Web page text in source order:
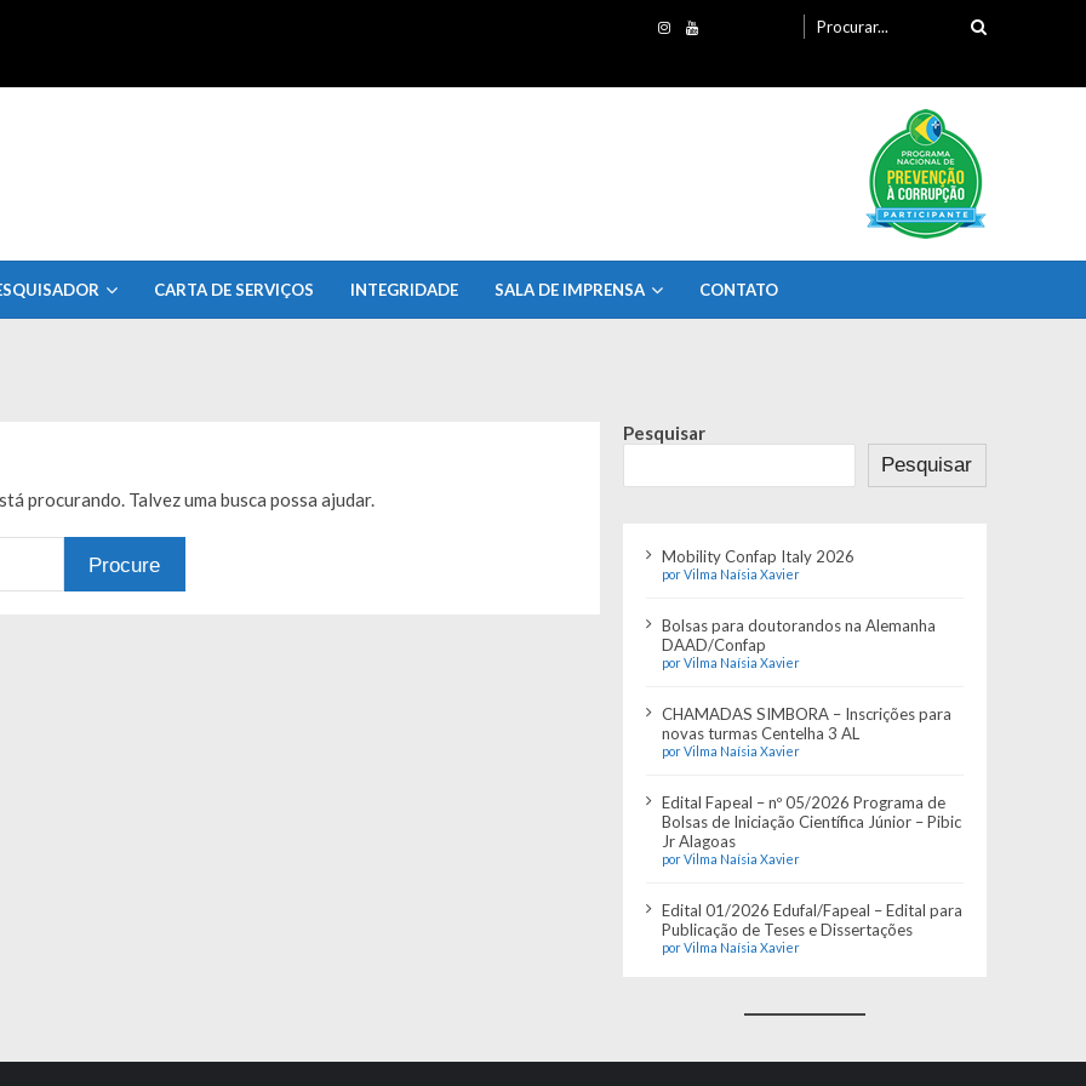
por:
CARTA DE SERVIÇOS INTEGRIDADE SALA DE IMPRENSA CONTATO
procurando. Talvez uma busca possa ajudar.
Pesquisar
Pesquisar
Mobility Confap Italy 2026
por Vilma Naísia Xavier
Bolsas para doutorandos na Alemanha
DAAD/Confap
por Vilma Naísia Xavier
CHAMADAS SIMBORA – Inscrições para
novas turmas Centelha 3 AL
por Vilma Naísia Xavier
Edital Fapeal – nº 05/2026 Programa de
Bolsas de Iniciação Científica Júnior – Pibic
Jr Alagoas
por Vilma Naísia Xavier
Edital 01/2026 Edufal/Fapeal – Edital para
Publicação de Teses e Dissertações
por Vilma Naísia Xavier